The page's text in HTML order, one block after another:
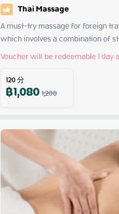
Thai Massage
A must-try massage for foreign
which involves a combination of
Voucher will be redeemable 1 day
120分
฿1,0801,200